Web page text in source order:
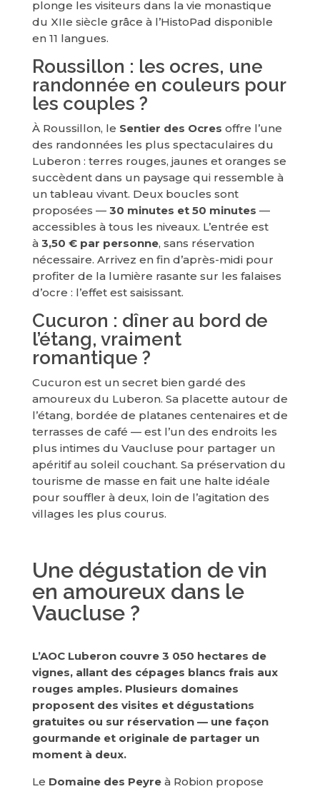
plonge les visiteurs dans la vie monastique
du XIIe siècle grâce à l’HistoPad disponible
en 11 langues.
Roussillon : les ocres, une
randonnée en couleurs pour
les couples ?
À Roussillon, le Sentier des Ocres offre l’une
des randonnées les plus spectaculaires du
Luberon : terres rouges, jaunes et oranges se
succèdent dans un paysage qui ressemble à
un tableau vivant. Deux boucles sont
proposées — 30 minutes et 50 minutes —
accessibles à tous les niveaux. L’entrée est
à 3,50 € par personne, sans réservation
nécessaire. Arrivez en fin d’après-midi pour
profiter de la lumière rasante sur les falaises
d’ocre : l’effet est saisissant.
Cucuron : dîner au bord de
l’étang, vraiment
romantique ?
Cucuron est un secret bien gardé des
amoureux du Luberon. Sa placette autour de
l’étang, bordée de platanes centenaires et de
terrasses de café — est l’un des endroits les
plus intimes du Vaucluse pour partager un
apéritif au soleil couchant. Sa préservation du
tourisme de masse en fait une halte idéale
pour souffler à deux, loin de l’agitation des
villages les plus courus.
Une dégustation de vin
en amoureux dans le
Vaucluse ?
L’AOC Luberon couvre 3 050 hectares de
vignes, allant des cépages blancs frais aux
rouges amples. Plusieurs domaines
proposent des visites et dégustations
gratuites ou sur réservation — une façon
gourmande et originale de partager un
moment à deux.
Le Domaine des Peyreà Robion propose